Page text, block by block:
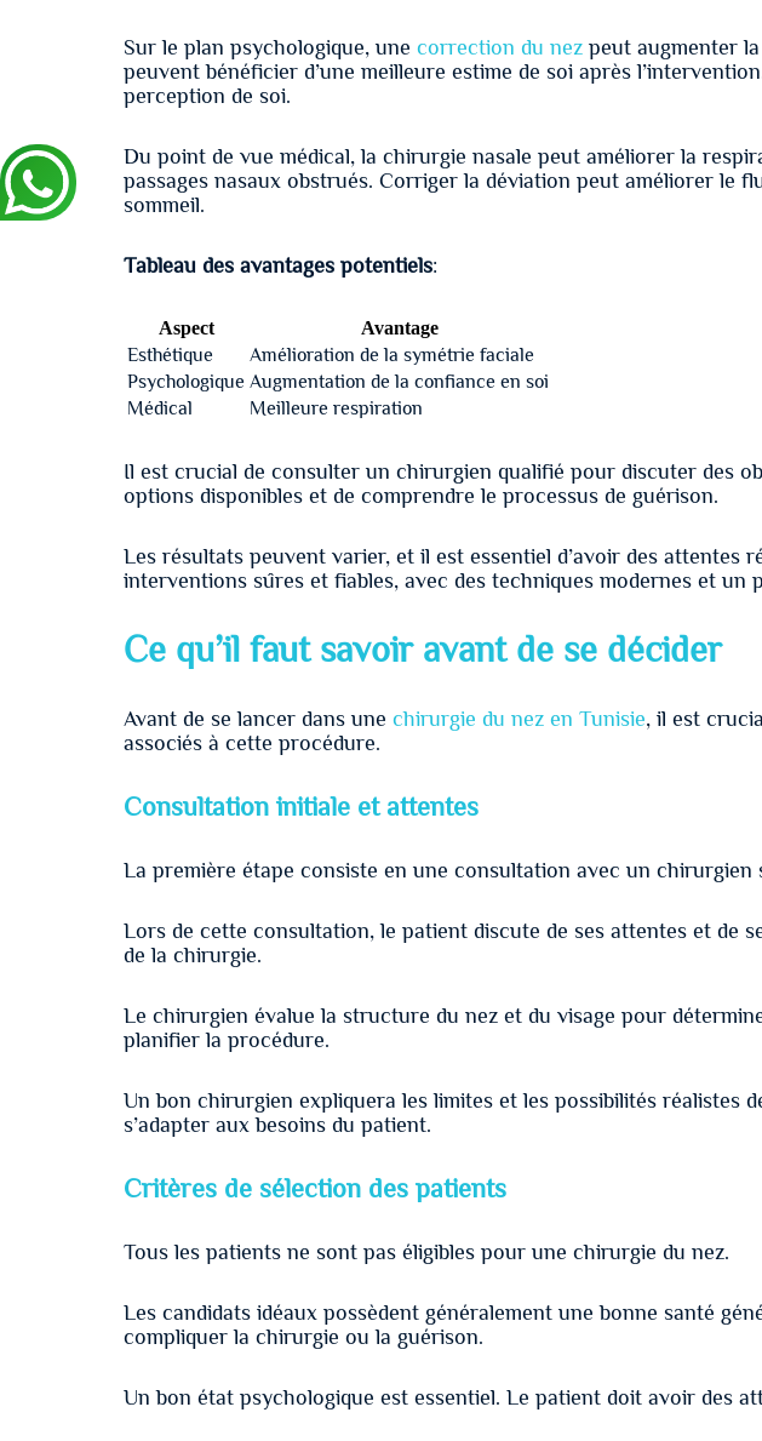
Sur le plan psychologique, une correction du nez peut augmenter
peuvent bénéficier d’une meilleure estime de soi après
perception de soi.
Du point de vue médical, la chirurgie nasale peut améliorer la
passages nasaux obstrués. Corriger la déviation peut améliorer le
sommeil.
Tableau des avantages potentiels:
Aspect Avantage
Esthétique
Amélioration de la symétrie faciale
Psychologique Augmentation de la confiance en soi
Médical
Meilleure respiration
Il est crucial de consulter un chirurgien qualifié pour discuter des
options disponibles et de comprendre le processus de guérison.
Les résultats peuvent varier, et il est essentiel d’avoir des attentes
interventions sûres et fiables, avec des techniques modernes et un
Ce qu’il faut savoir avant de se décider
Avant de se lancer dans une chirurgie du nez en Tunisie, il est
associés à cette procédure.
Consultation initiale et attentes
La première étape consiste en une consultation avec un chirurgien
Lors de cette consultation, le patient discute de ses attentes et de
de la chirurgie.
Le chirurgien évalue la structure du nez et du visage pour
planifier la procédure.
Un bon chirurgien expliquera les limites et les possibilités réalistes
s’adapter aux besoins du patient.
Critères de sélection des patients
Tous les patients ne sont pas éligibles pour une chirurgie du nez.
Les candidats idéaux possèdent généralement une bonne santé
compliquer la chirurgie ou la guérison.
Un bon état psychologique est essentiel. Le patient doit avoir des